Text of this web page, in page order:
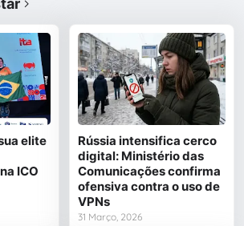
elite
ICO
Rússia intensifica cerco
digital: Ministério das
Comunicações confirma
ofensiva contra o uso de
VPNs
31 Março, 2026